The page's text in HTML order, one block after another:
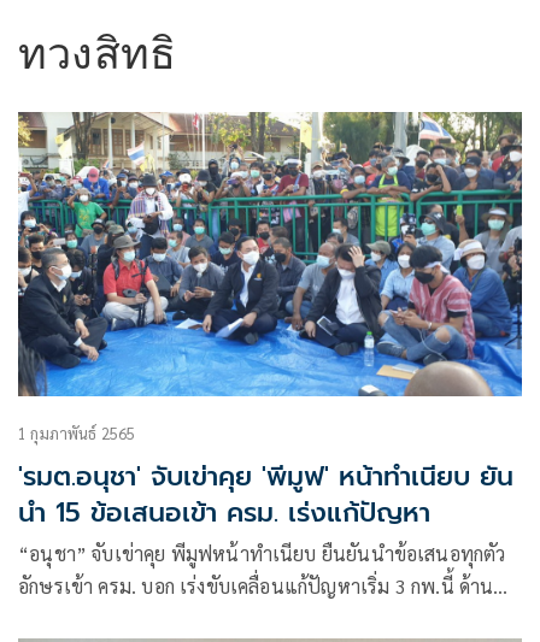
ทวงสิทธิ
1 กุมภาพันธ์ 2565
'รมต.อนุชา' จับเข่าคุย 'พีมูฟ' หน้าทำเนียบ ยัน
นำ 15 ข้อเสนอเข้า ครม. เร่งแก้ปัญหา
“อนุชา” จับเข่าคุย พีมูฟหน้าทำเนียบ ยืนยันนำข้อเสนอทุกตัว
อักษรเข้า ครม. บอก เร่งขับเคลื่อนแก้ปัญหาเริ่ม 3 กพ.นี้ ด้าน